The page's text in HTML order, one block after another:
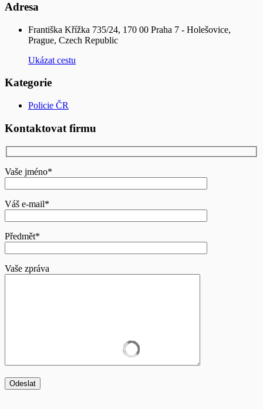
Adresa
Františka Křížka 735/24, 170 00 Praha 7 - Holešovice,
Prague, Czech Republic
Ukázat cestu
Kategorie
Policie ČR
Kontaktovat firmu
Vaše jméno*
Váš e-mail*
Předmět*
Vaše zpráva